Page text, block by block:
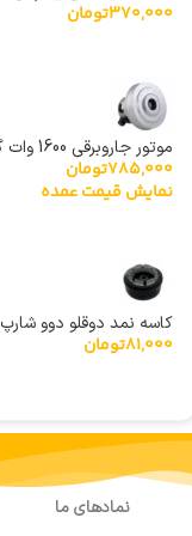
370,000تومان
موتور جاروبرقی 1600 وات گلدیران
785,000تومان
نمایش قیمت عمده
کاسه نمد دوقلو دوو شارپ 10
81,000تومان
نمادهای ما